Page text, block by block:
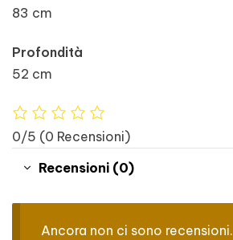
83 cm
Profondità
52 cm
0/5 (0 Recensioni)
Recensioni (0)
Ancora non ci sono recensioni.